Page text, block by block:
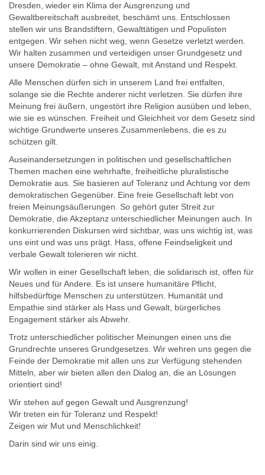
Dresden, wieder ein Klima der Ausgrenzung und
Gewaltbereitschaft ausbreitet, beschämt uns. Entschlossen
stellen wir uns Brandstiftern, Gewalttätigen und Populisten
entgegen. Wir sehen nicht weg, wenn Gesetze verletzt werden.
Wir halten zusammen und verteidigen unser Grundgesetz und
unsere Demokratie – ohne Gewalt, mit Anstand und Respekt.
Alle Menschen dürfen sich in unserem Land frei entfalten,
solange sie die Rechte anderer nicht verletzen. Sie dürfen ihre
Meinung frei äußern, ungestört ihre Religion ausüben und leben,
wie sie es wünschen. Freiheit und Gleichheit vor dem Gesetz sind
wichtige Grundwerte unseres Zusammenlebens, die es zu
schützen gilt.
Auseinandersetzungen in politischen und gesellschaftlichen
Themen machen eine wehrhafte, freiheitliche pluralistische
Demokratie aus. Sie basieren auf Toleranz und Achtung vor dem
demokratischen Gegenüber. Eine freie Gesellschaft lebt von
freien Meinungsäußerungen. So gehört guter Streit zur
Demokratie, die Akzeptanz unterschiedlicher Meinungen auch. In
konkurrierenden Diskursen wird sichtbar, was uns wichtig ist, was
uns eint und was uns prägt. Hass, offene Feindseligkeit und
verbale Gewalt tolerieren wir nicht.
Wir wollen in einer Gesellschaft leben, die solidarisch ist, offen für
Neues und für Andere. Es ist unsere humanitäre Pflicht,
hilfsbedürftige Menschen zu unterstützen. Humanität und
Empathie sind stärker als Hass und Gewalt, bürgerliches
Engagement stärker als Abwehr.
Trotz unterschiedlicher politischer Meinungen einen uns die
Grundrechte unseres Grundgesetzes. Wir wehren uns gegen die
Feinde der Demokratie mit allen uns zur Verfügung stehenden
Mitteln, aber wir bieten allen den Dialog an, die an Lösungen
orientiert sind!
Wir stehen auf gegen Gewalt und Ausgrenzung!
Wir treten ein für Toleranz und Respekt!
Zeigen wir Mut und Menschlichkeit!
Darin sind wir uns einig.